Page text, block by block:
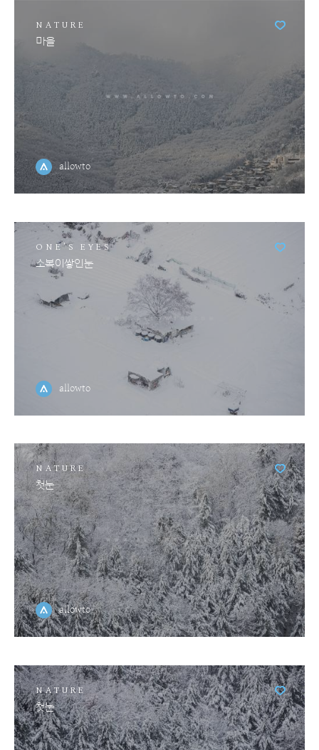
NATURE
마을
allowto
ONE'S EYES
소복이쌓인눈
allowto
NATURE
첫눈
allowto
NATURE
첫눈